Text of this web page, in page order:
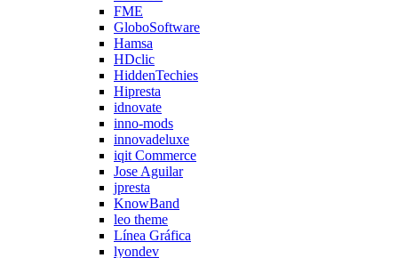
FME
GloboSoftware
Hamsa
HDclic
HiddenTechies
Hipresta
idnovate
inno-mods
innovadeluxe
iqit Commerce
Jose Aguilar
jpresta
KnowBand
leo theme
Línea Gráfica
lyondev